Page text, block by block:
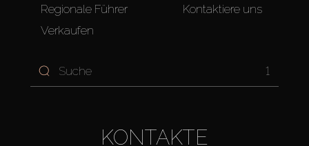
Regionale Führer
Verkaufen
Kontaktiere uns
1
KONTAKTE